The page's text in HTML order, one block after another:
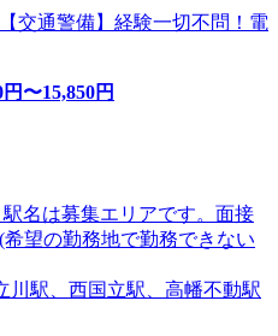
交通警備】経験一切不問！電
円〜15,850円
名は募集エリアです。面接
望の勤務地で勤務できない
川駅、西国立駅、高幡不動駅